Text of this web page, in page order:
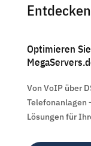
Optimieren
Von VoIP über
Telefonanlagen
Lösungen für